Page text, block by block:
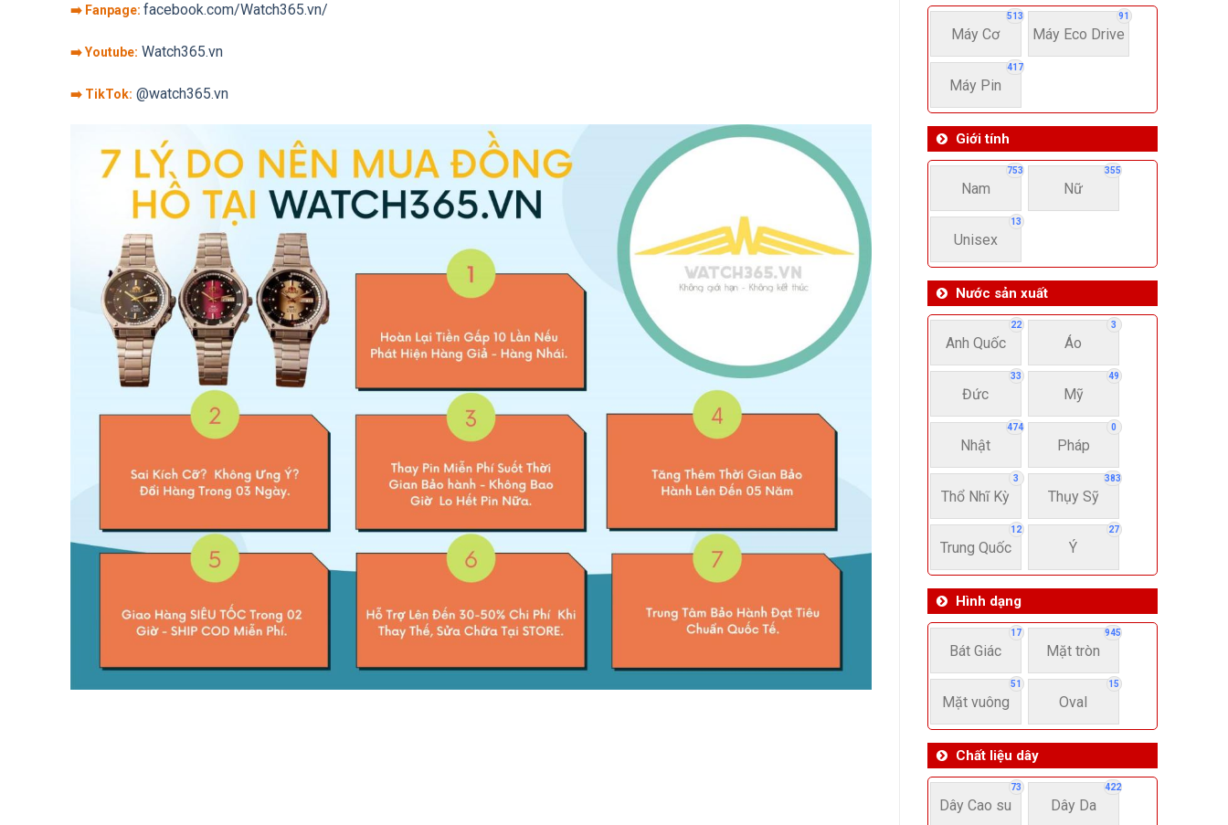
513
Máy Cơ
91
Máy Eco Drive
417
Máy Pin
Giới tính
753
Nam
355
Nữ
13
Unisex
Nước sản xuất
22
Anh Quốc
3
Áo
33
Đức
49
Mỹ
474
Nhật
0
Pháp
3
Thổ Nhĩ Kỳ
383
Thụy Sỹ
12
Trung Quốc
27
Ý
Hình dạng
17
Bát Giác
945
Mặt tròn
51
Mặt vuông
15
Oval
Chất liệu dây
73
Dây Cao su
422
Dây Da
➡️ Fanpage: facebook.com/Watch365.vn/
➡️ Youtube: Watch365.vn
➡️ TikTok: @watch365.vn